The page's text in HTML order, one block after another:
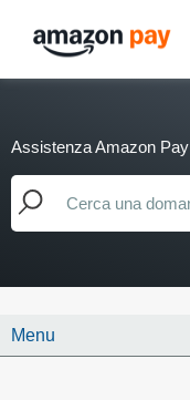
Assistenza Amazon Pay
Menu